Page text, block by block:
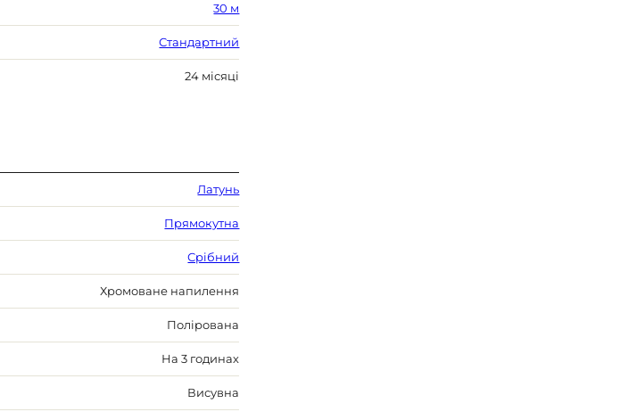
30 м
Стандартний
24 місяці
Латунь
Прямокутна
Срібний
Хромоване напилення
Полірована
На 3 годинах
Висувна